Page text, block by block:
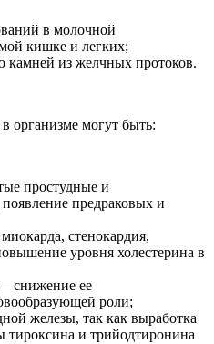
в молочной
кишке и легких;
камней из желчных протоков.
организме могут быть:
простудные и
предраковых и
стенокардия,
уровня холестерина в
снижение ее
роли;
железы, так как выработка
и трийодтиронина